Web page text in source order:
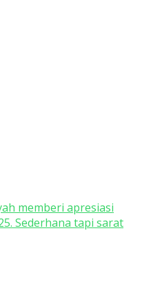
memberi apresiasi
Sederhana tapi sarat